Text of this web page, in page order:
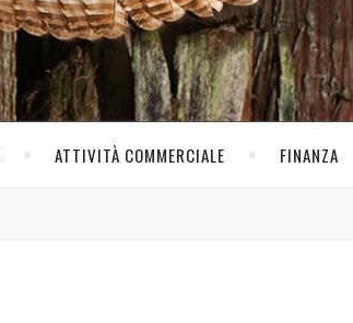
ATTIVITÀ COMMERCIALE FINANZA